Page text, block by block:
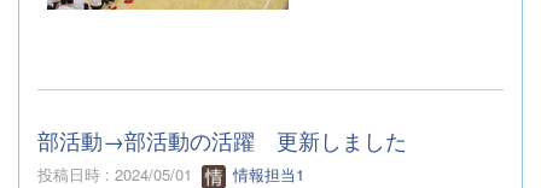
部活動→部活動の活躍 更新しました
投稿日時 : 2024/05/01 情報担当1